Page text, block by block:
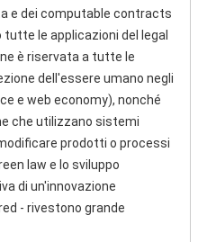
e dei computable contracts
le applicazioni del legal
è riservata a tutte le
dell'essere umano negli
e web economy), nonché
che utilizzano sistemi
prodotti o processi
law e lo sviluppo
di un'innovazione
- rivestono grande